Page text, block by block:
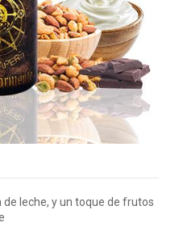
leche, y un toque de frutos